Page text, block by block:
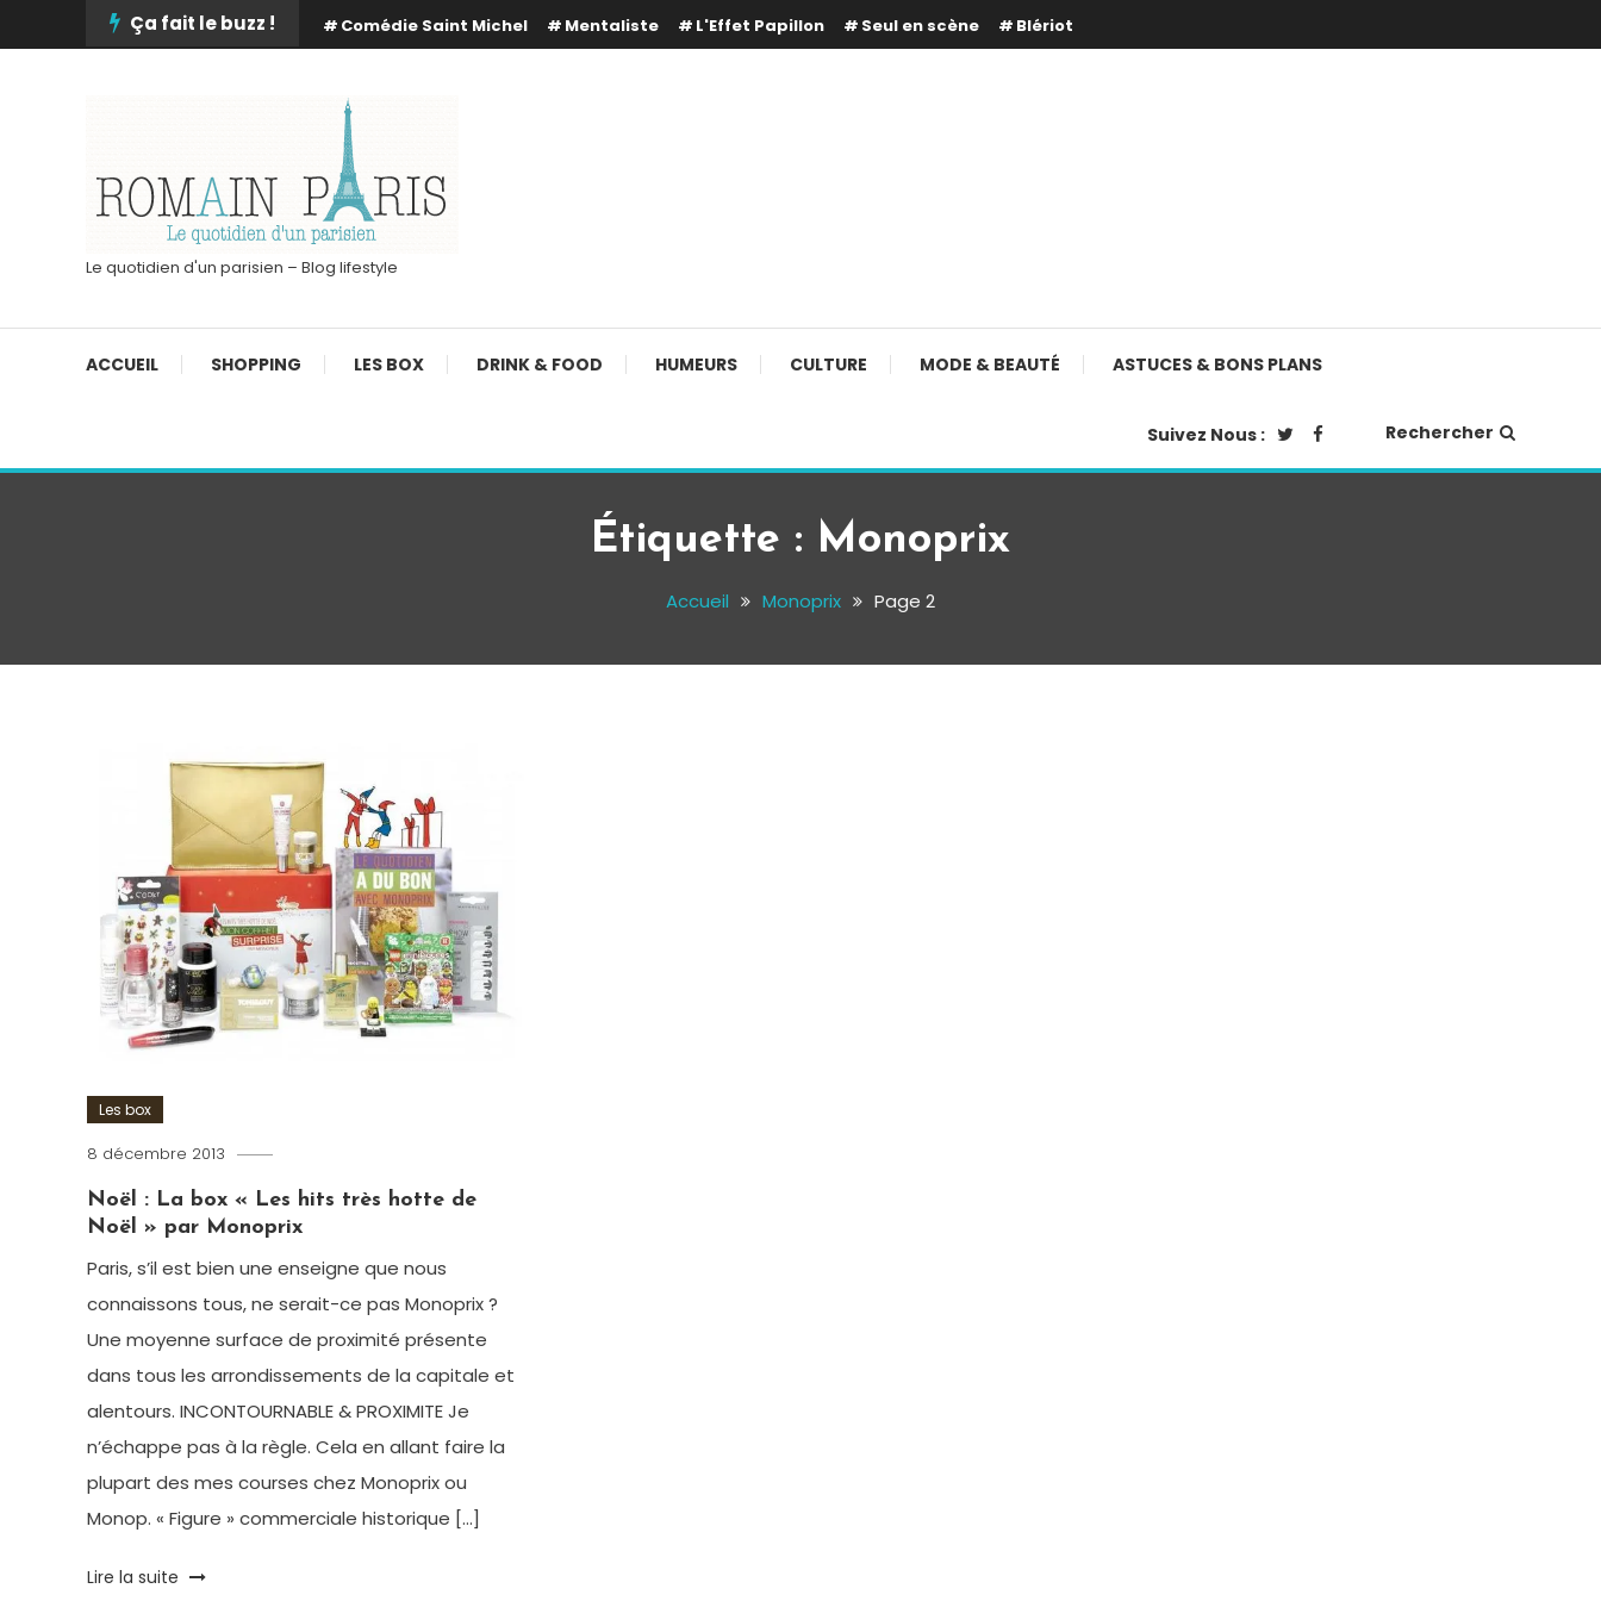
To
Ça fait le buzz ! Comédie Saint Michel Mentaliste L'Effet Papillon Seul en scène Blériot
Le quotidien d'un parisien – Blog lifestyle
ACCUEIL SHOPPING LES BOX DRINK & FOOD HUMEURS CULTURE MODE & BEAUTÉ ASTUCES & BONS PLANS
Suivez Nous : Rechercher
Étiquette : Monoprix
Accueil Monoprix Page 2
Les box
8 décembre 2013
Paris
Noël : La box « Les hits très hotte de
Noël » par Monoprix
Paris, s’il est bien une enseigne que nous
connaissons tous, ne serait-ce pas Monoprix ?
Une moyenne surface de proximité présente
dans tous les arrondissements de la capitale et
alentours. INCONTOURNABLE & PROXIMITE Je
n’échappe pas à la règle. Cela en allant faire la
plupart des mes courses chez Monoprix ou
Monop. « Figure » commerciale historique […]
Tagged
Lire la suite